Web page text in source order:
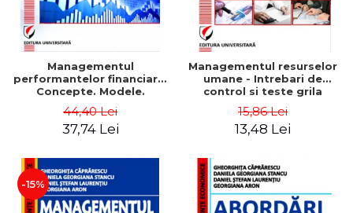
Managementul
performantelor financiare.
Concepte. Modele.
44,40 Lei
37,74 Lei
Managementul resurselor
umane - Intrebari de
control si teste grila
15,86 Lei
13,48 Lei
-15%